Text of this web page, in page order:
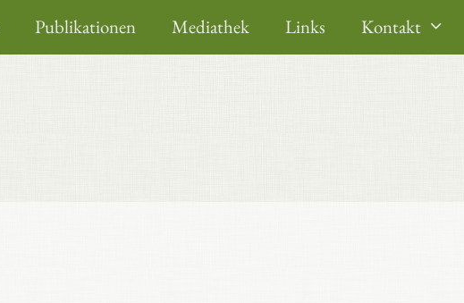
Publikationen Mediathek Links Kontakt